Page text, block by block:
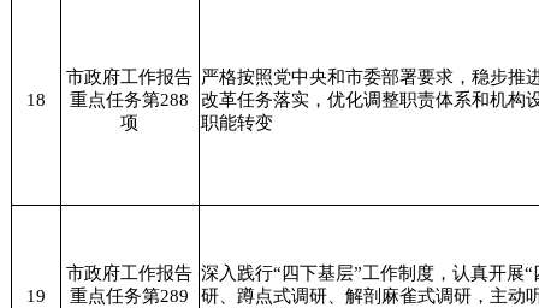
18
市政府工作报告
重点任务第288
项
严格按照党中央和市委部署要求，稳步推
改革任务落实，优化调整职责体系和机构
职能转变
19
市政府工作报告
重点任务第289
深入践行“四下基层”工作制度，认真开展“
研、蹲点式调研、解剖麻雀式调研，主动